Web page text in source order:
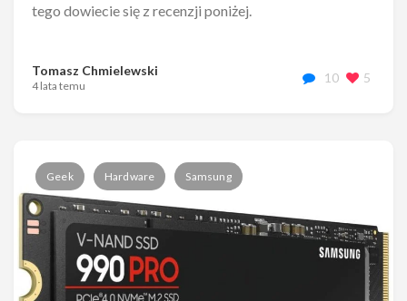
tego dowiecie się z recenzji poniżej.
Tomasz Chmielewski
4 lata temu
10 5
Geek Hardware Samsung